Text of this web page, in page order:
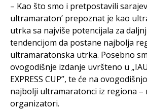
– Kao što smo i pretpostavili
ultramaraton’ prepoznat je kao
utrka sa najviše potencijala za
tendencijom da postane najbolja
ultramaratonska utrka. Posebno
ovogodišnje izdanje uvršteno u
EXPRESS CUP”, te će na
najbolji ultramaratonci iz regiona –
organizatori.